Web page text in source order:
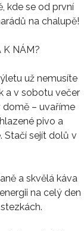
kde se od první
na chalupě!
K NÁM?
už nemusíte
a v sobotu večer
domě – uvaříme
pivo a
Stačí sejít dolů v
a skvělá káva
na celý den